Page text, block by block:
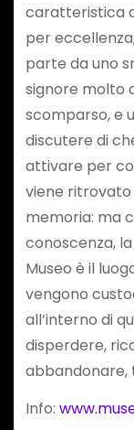
caratteristica
per
parte da uno
signore molto
scomparso, e
discutere di
attivare per
viene ritrovato
memoria: ma
conoscenza,
Museo è il
vengono
all’interno di
disperdere,
Info: